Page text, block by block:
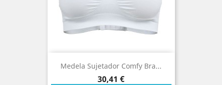
Medela Sujetador Comfy Bra...
Precio
30,41 €